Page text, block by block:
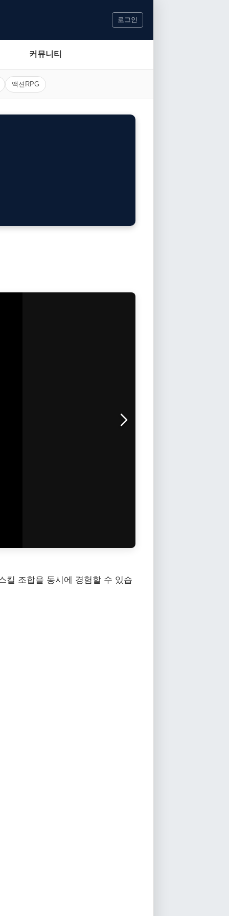
로그인
커뮤니티
액션RPG
킬 조합을 동시에 경험할 수 있습